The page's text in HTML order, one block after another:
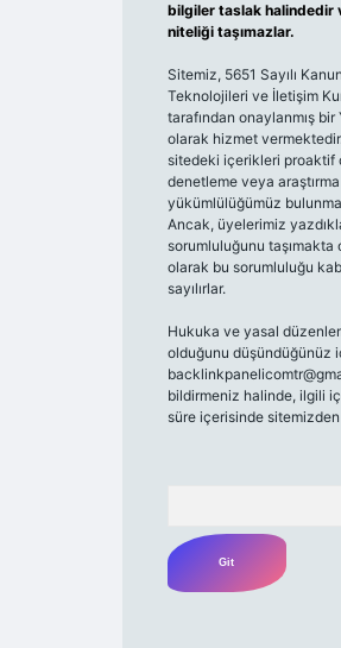
bilgiler taslak halindedir
niteliği taşımazlar.
Sitemiz, 5651 Sayılı
Teknolojileri ve İletişim
tarafından onaylanmış bir
olarak hizmet
sitedeki içerikleri proaktif
denetleme veya araştırma
yükümlülüğümüz
Ancak, üyelerimiz
sorumluluğunu taşımakta
olarak bu sorumluluğu
sayılırlar.
Hukuka ve yasal
olduğunu düşündüğünüz
bildirmeniz halinde, ilgili
süre içerisinde sitemizden